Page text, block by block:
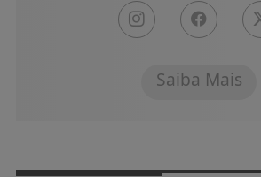
Saiba Mais